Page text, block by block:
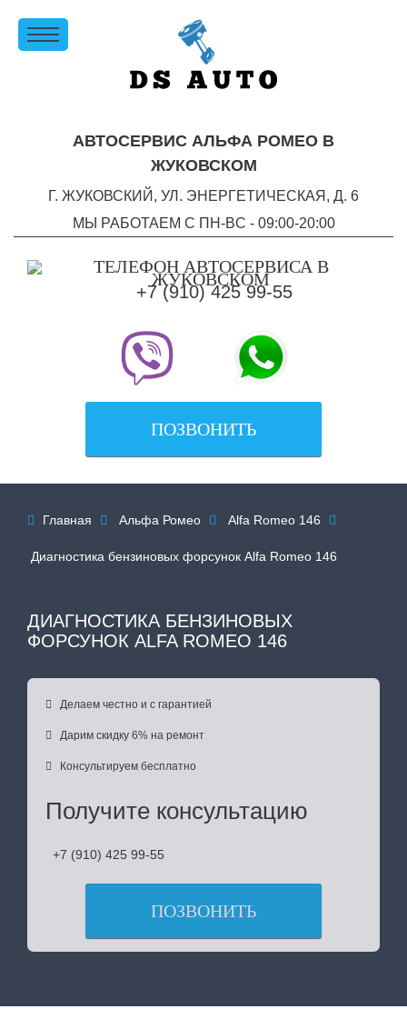
АВТОСЕРВИС АЛЬФА РОМЕО В
ЖУКОВСКОМ
Г. ЖУКОВСКИЙ, УЛ. ЭНЕРГЕТИЧЕСКАЯ, Д. 6
МЫ РАБОТАЕМ С ПН-ВC - 09:00-20:00
+7 (910) 425 99-55
ПОЗВОНИТЬ
 Главная  Альфа Ромео  Alfa Romeo 146 
Диагностика бензиновых форсунок Alfa Romeo 146
ДИАГНОСТИКА БЕНЗИНОВЫХ
ФОРСУНОК ALFA ROMEO 146
 Делаем честно и с гарантией
 Дарим скидку 6% на ремонт
 Консультируем бесплатно
Получите консультацию
+7 (910) 425 99-55
ПОЗВОНИТЬ